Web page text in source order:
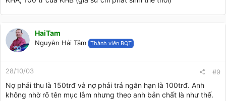
HaiTam
Nguyễn Hải Tâm Thành viên BQT
28/10/03 #9
Nợ phải thu là 150trđ và nợ phải trả ngắn hạn là 100trđ. Anh
không nhờ rõ tên mục lắm nhưng theo anh bản chất là như thế.